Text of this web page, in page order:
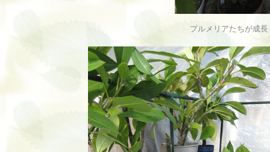
プルメリアたちが成